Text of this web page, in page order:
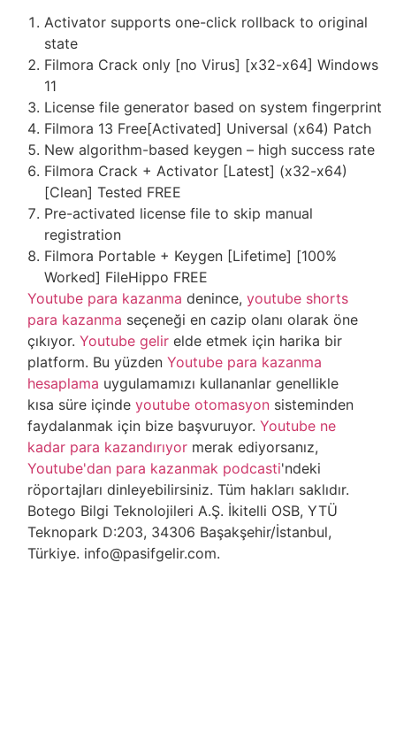
Activator supports one-click rollback to original
state
Filmora Crack only [no Virus] [x32-x64] Windows
11
License file generator based on system fingerprint
Filmora 13 Free[Activated] Universal (x64) Patch
New algorithm-based keygen – high success rate
Filmora Crack + Activator [Latest] (x32-x64)
[Clean] Tested FREE
Pre-activated license file to skip manual
registration
Filmora Portable + Keygen [Lifetime] [100%
Worked] FileHippo FREE
Youtube para kazanma denince,youtube shorts
para kazanma seçeneği en cazip olanı olarak öne
çıkıyor.Youtube gelir elde etmek için harika bir
platform. Bu yüzdenYoutube para kazanma
hesaplama uygulamamızı kullananlar genellikle
kısa süre içindeyoutube otomasyon sisteminden
faydalanmak için bize başvuruyor.Youtube ne
kadar para kazandırıyor merak ediyorsanız,
Youtube'dan para kazanmak podcasti'ndeki
röportajları dinleyebilirsiniz. Tüm hakları saklıdır.
Botego Bilgi Teknolojileri A.Ş. İkitelli OSB, YTÜ
Teknopark D:203, 34306 Başakşehir/İstanbul,
Türkiye. info@pasifgelir.com.